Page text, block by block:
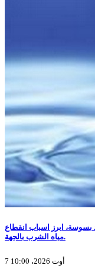
بسوسة، ابرز اسباب انقطاع
مياه الشرب بالجهة.
7 أوت 2026، 10:00